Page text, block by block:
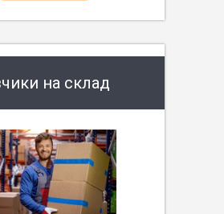
на склад